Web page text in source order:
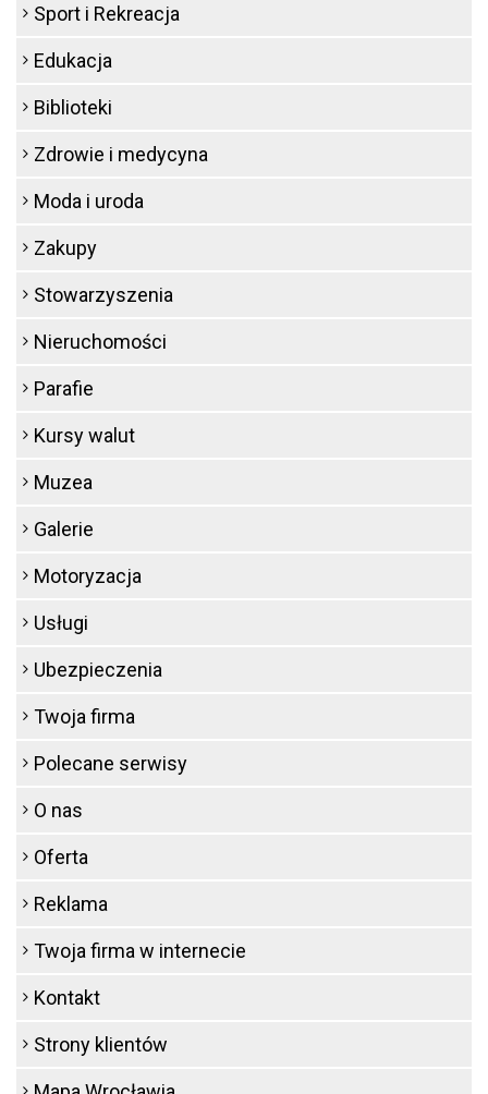
Sport i Rekreacja
Edukacja
Biblioteki
Zdrowie i medycyna
Moda i uroda
Zakupy
Stowarzyszenia
Nieruchomości
Parafie
Kursy walut
Muzea
Galerie
Motoryzacja
Usługi
Ubezpieczenia
Twoja firma
Polecane serwisy
O nas
Oferta
Reklama
Twoja firma w internecie
Kontakt
Strony klientów